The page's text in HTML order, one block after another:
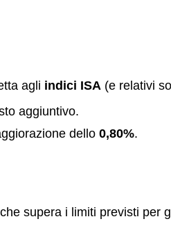
agli indici ISA (e relativi
aggiuntivo.
dello 0,80%.
supera i limiti previsti per